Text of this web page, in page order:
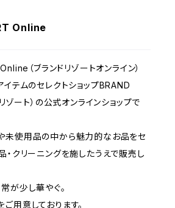
Online
（ブランドリゾートオンライン）
イテムのセレクトショップBRAND
ゾート）の公式オンラインショップで
未使用品の中から魅力的なお品をセ
・クリーニングを施したうえで販売し
が少し華やぐ。
用意しております。